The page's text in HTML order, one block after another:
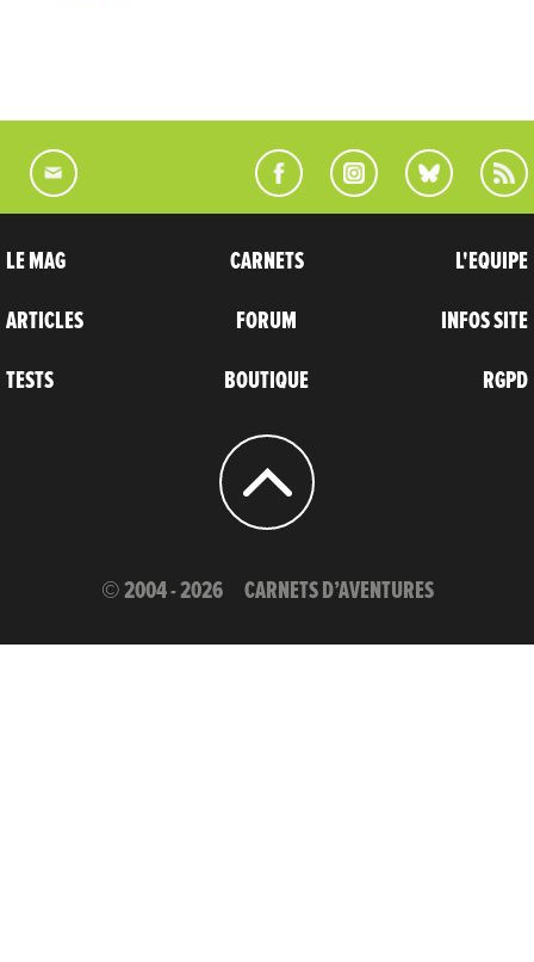
LE MAG
ARTICLES
TESTS
CARNETS
FORUM
BOUTIQUE
L'EQUIPE
INFOS SITE
RGPD
© 2004 - 2026 CARNETS D’AVENTURES